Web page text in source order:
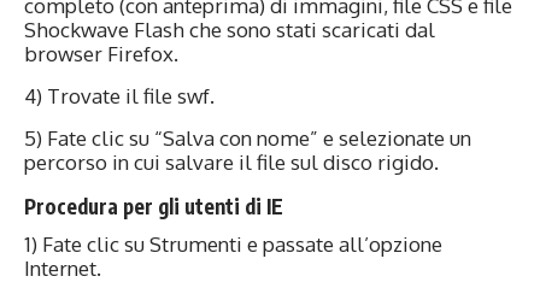
Shockwave Flash che sono stati scaricati dal
browser Firefox.
4) Trovate il file swf.
5) Fate clic su “Salva con nome” e selezionate un
percorso in cui salvare il file sul disco rigido.
Procedura per gli utenti di IE
1) Fate clic su Strumenti e passate all’opzione
Internet.